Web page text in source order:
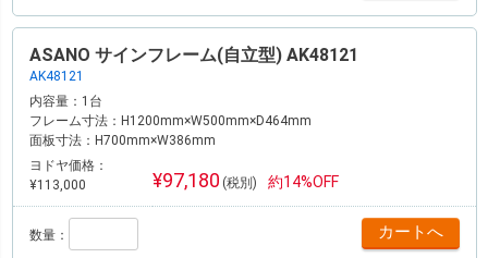
ASANO サインフレーム(自立型) AK48121
AK48121
内容量： 1台
フレーム寸法： H1200mm×W500mm×D464mm
面板寸法： H700mm×W386mm
ヨドヤ価格：
¥113,000
¥97,180 (税別) 約14%OFF
数量：